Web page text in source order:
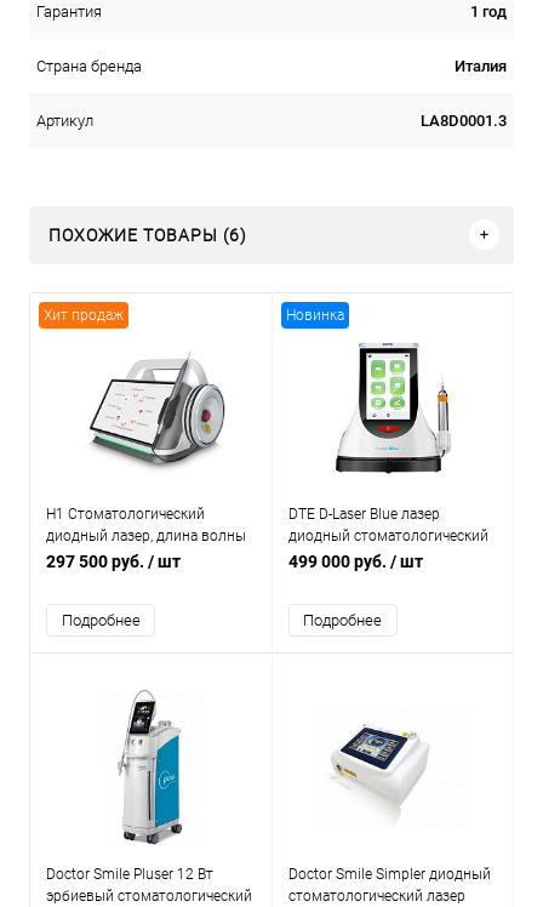
Гарантия 1 год
Страна бренда Италия
Артикул LA8D0001.3
ПОХОЖИЕ ТОВАРЫ (6)
Хит продаж
H1 Стоматологический
диодный лазер, длина волны
980 нм
297 500 руб. / шт
Подробнее
Новинка
DTE D-Laser Blue лазер
диодный стоматологический
499 000 руб. / шт
Подробнее
Doctor Smile Pluser 12 Вт
эрбиевый стоматологический
Doctor Smile Simpler диодный
стоматологический лазер